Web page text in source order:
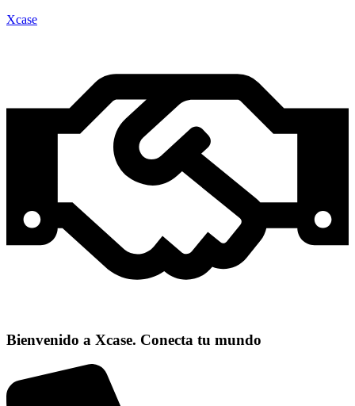
Xcase
Bienvenido a Xcase. Conecta tu mundo